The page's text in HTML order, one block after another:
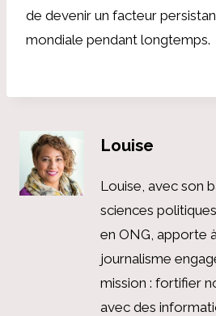
de devenir un facteur
mondiale pendant longtemps.
Louise
Louise, avec son
sciences
en ONG, apporte
journalisme
mission : fortifier
avec des